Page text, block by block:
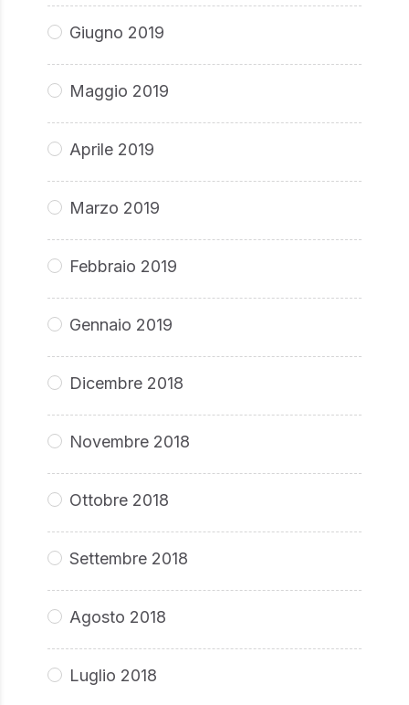
Giugno 2019
Maggio 2019
Aprile 2019
Marzo 2019
Febbraio 2019
Gennaio 2019
Dicembre 2018
Novembre 2018
Ottobre 2018
Settembre 2018
Agosto 2018
Luglio 2018